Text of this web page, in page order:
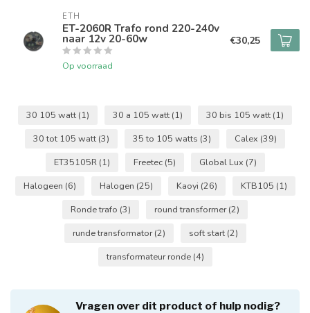
ETH
ET-2060R Trafo rond 220-240v
naar 12v 20-60w
Op voorraad
€30,25
30 105 watt (1) 30 a 105 watt (1) 30 bis 105 watt (1)
30 tot 105 watt (3) 35 to 105 watts (3) Calex (39)
ET35105R (1) Freetec (5) Global Lux (7)
Halogeen (6) Halogen (25) Kaoyi (26) KTB105 (1)
Ronde trafo (3) round transformer(2)
runde transformator(2) soft start (2)
transformateur ronde (4)
Vragen over dit product of hulp nodig?